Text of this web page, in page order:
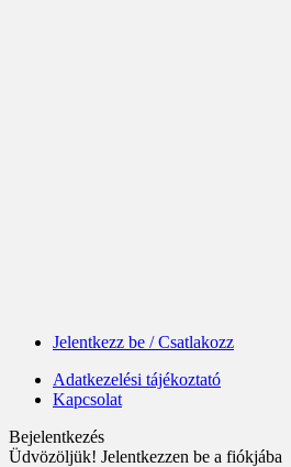
Jelentkezz be / Csatlakozz
Adatkezelési tájékoztató
Kapcsolat
Bejelentkezés
Üdvözöljük! Jelentkezzen be a fiókjába